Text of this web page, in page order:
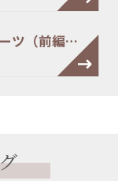
ツ（前編…